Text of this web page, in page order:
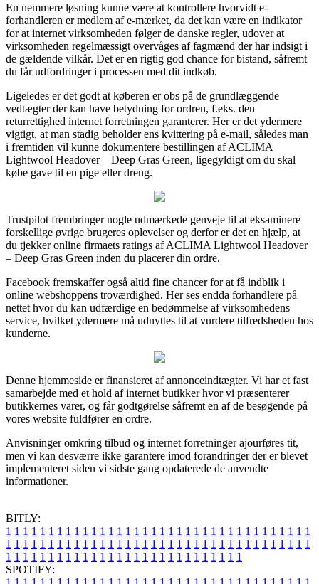
En nemmere løsning kunne være at kontrollere hvorvidt e-
forhandleren er medlem af e-mærket, da det kan være en indikator
for at internet virksomheden følger de danske regler, udover at
virksomheden regelmæssigt overvåges af fagmænd der har indsigt i
de gældende vilkår. Det er en rigtig god chance for bistand, såfremt
du får udfordringer i processen med dit indkøb.
Ligeledes er det godt at køberen er obs på de grundlæggende
vedtægter der kan have betydning for ordren, f.eks. den
returrettighed internet forretningen garanterer. Her er det ydermere
vigtigt, at man stadig beholder ens kvittering på e-mail, således man
i fremtiden vil kunne dokumentere bestillingen af ACLIMA
Lightwool Headover – Deep Gras Green, ligegyldigt om du skal
købe gave til en pige eller dreng.
Trustpilot frembringer nogle udmærkede genveje til at eksaminere
forskellige øvrige brugeres oplevelser og derfor er det en hjælp, at
du tjekker online firmaets ratings af ACLIMA Lightwool Headover
– Deep Gras Green inden du placerer din ordre.
Facebook fremskaffer også altid fine chancer for at få indblik i
online webshoppens troværdighed. Her ses endda forhandlere på
nettet hvor du kan udfærdige en bedømmelse af virksomhedens
service, hvilket ydermere må udnyttes til at vurdere tilfredsheden hos
kunderne.
Denne hjemmeside er finansieret af annonceindtægter. Vi har et fast
samarbejde med et hold af internet butikker hvor vi præsenterer
butikkernes varer, og får godtgørelse såfremt en af de besøgende på
vores website fuldfører en ordre.
Anvisninger omkring tilbud og internet forretninger ajourføres tit,
men vi kan desværre ikke garantere imod forandringer der er blevet
implementeret siden vi sidste gang opdaterede de anvendte
informationer.
BITLY:
1 1 1 1 1 1 1 1 1 1 1 1 1 1 1 1 1 1 1 1 1 1 1 1 1 1 1 1 1 1 1 1 1 1 1 1
1 1 1 1 1 1 1 1 1 1 1 1 1 1 1 1 1 1 1 1 1 1 1 1 1 1 1 1 1 1 1 1 1 1 1 1
1 1 1 1 1 1 1 1 1 1 1 1 1 1 1 1 1 1 1 1 1 1 1 1 1 1 1 1
SPOTIFY: